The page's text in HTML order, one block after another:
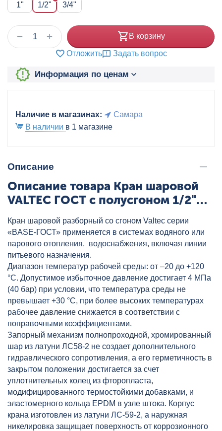
1"
1/2" 3/4"
+
− В корзину
Отложить Задать вопрос
Информация по ценам
Наличие в магазинах:
Самара
В наличии в 1 магазине
Описание
Описание товара Кран шаровой
VALTEC ГОСТ с полусгоном 1/2"
бабочка, артикул: VT.227S.N.04
Кран шаровой разборный со сгоном Valtec серии
«BASE-ГОСТ» применяется в системах водяного или
парового отопления, водоснабжения, включая линии
питьевого назначения.
Диапазон температур рабочей среды: от –20 до +120
°С. Допустимое избыточное давление достигает 4 МПа
(40 бар) при условии, что температура среды не
превышает +30 °С, при более высоких температурах
рабочее давление снижается в соответствии с
поправочными коэффициентами.
Запорный механизм полнопроходной, хромированный
шар из латуни ЛС58-2 не создает дополнительного
гидравлического сопротивления, а его герметичность в
закрытом положении достигается за счет
уплотнительных колец из фторопласта,
модифицированного термостойкими добавками, и
эластомерного кольца EPDM в узле штока. Корпус
крана изготовлен из латуни ЛС-59-2, а наружная
никелировка защищает поверхность от коррозионного